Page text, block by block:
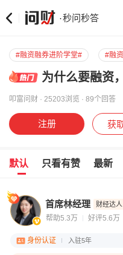
·秒问秒答
#融资融券进阶学堂# #融
为什么要融资
叩富问财 · 25203浏览 · 89个回答
注册 获
默认 只看有赞 最新
首席林经理 财经达人
帮助5.3万 好评5.6万
身份认证 入驻5年